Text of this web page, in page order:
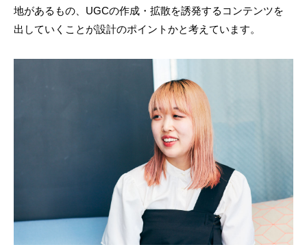
地があるもの、UGCの作成・拡散を誘発するコンテンツを
出していくことが設計のポイントかと考えています。